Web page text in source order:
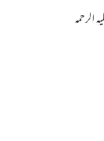
الرحمہ